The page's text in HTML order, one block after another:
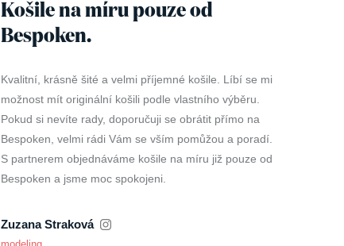
Košile na míru pouze od
Bespoken.
Kvalitní, krásně šité a velmi příjemné košile. Líbí se mi
možnost mít originální košili podle vlastního výběru.
Pokud si nevíte rady, doporučuji se obrátit přímo na
Bespoken, velmi rádi Vám se vším pomůžou a poradí.
S partnerem objednáváme košile na míru již pouze od
Bespoken a jsme moc spokojeni.
Zuzana Straková